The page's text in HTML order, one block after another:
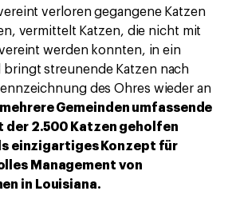
verloren gegangene Katzen
vermittelt Katzen, die nicht mit
werden konnten, in ein
bringt streunende Katzen nach
des Ohres wieder an
mehrere Gemeinden umfassende
der 2.500 Katzen geholfen
einzigartiges Konzept für
Management von
in Louisiana.